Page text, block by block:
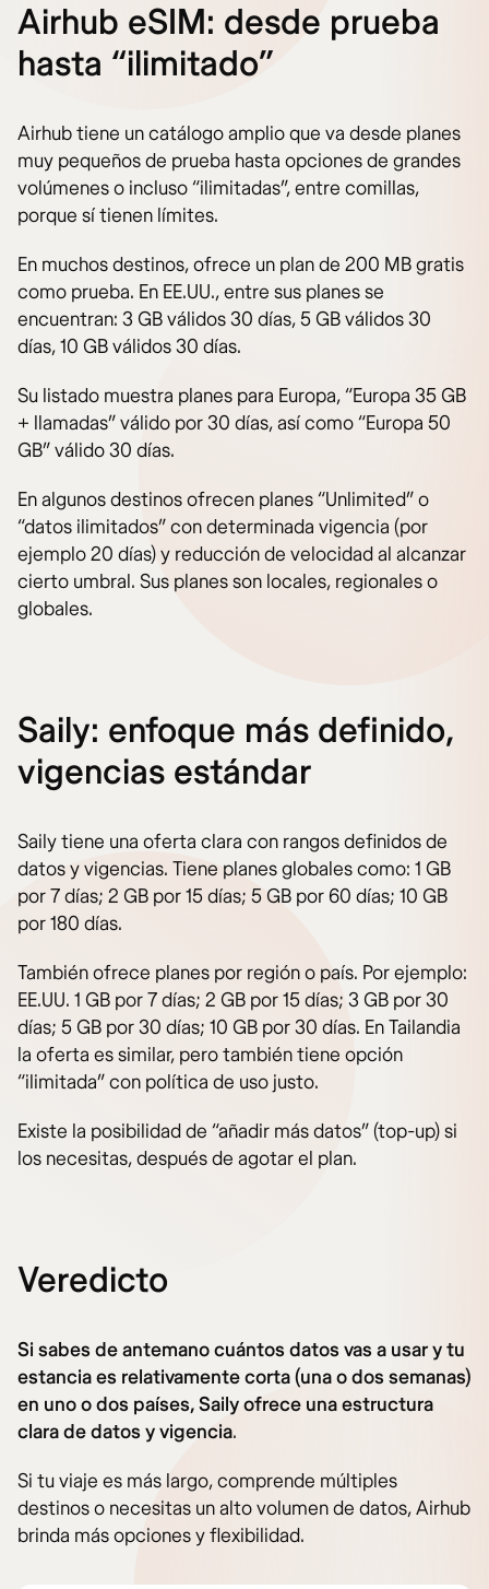
Airhub eSIM: desde prueba
hasta “ilimitado”
Airhub tiene un catálogo amplio que va desde planes
muy pequeños de prueba hasta opciones de grandes
volúmenes o incluso “ilimitadas”, entre comillas,
porque sí tienen límites.
En muchos destinos, ofrece un plan de 200 MB gratis
como prueba. En EE.UU., entre sus planes se
encuentran: 3 GB válidos 30 días, 5 GB válidos 30
días, 10 GB válidos 30 días.
Su listado muestra planes para Europa, “Europa 35 GB
+ llamadas” válido por 30 días, así como “Europa 50
GB” válido 30 días.
En algunos destinos ofrecen planes “Unlimited” o
“datos ilimitados” con determinada vigencia (por
ejemplo 20 días) y reducción de velocidad al alcanzar
cierto umbral. Sus planes son locales, regionales o
globales.
Saily: enfoque más definido,
vigencias estándar
Saily tiene una oferta clara con rangos definidos de
datos y vigencias. Tiene planes globales como: 1 GB
por 7 días; 2 GB por 15 días; 5 GB por 60 días; 10 GB
por 180 días.
También ofrece planes por región o país. Por ejemplo:
EE.UU. 1 GB por 7 días; 2 GB por 15 días; 3 GB por 30
días; 5 GB por 30 días; 10 GB por 30 días. En Tailandia
la oferta es similar, pero también tiene opción
“ilimitada” con política de uso justo.
Existe la posibilidad de “añadir más datos” (top-up) si
los necesitas, después de agotar el plan.
Veredicto
Si sabes de antemano cuántos datos vas a usar y tu
estancia es relativamente corta (una o dos semanas)
en uno o dos países, Saily ofrece una estructura
clara de datos y vigencia.
Si tu viaje es más largo, comprende múltiples
destinos o necesitas un alto volumen de datos, Airhub
brinda más opciones y flexibilidad.